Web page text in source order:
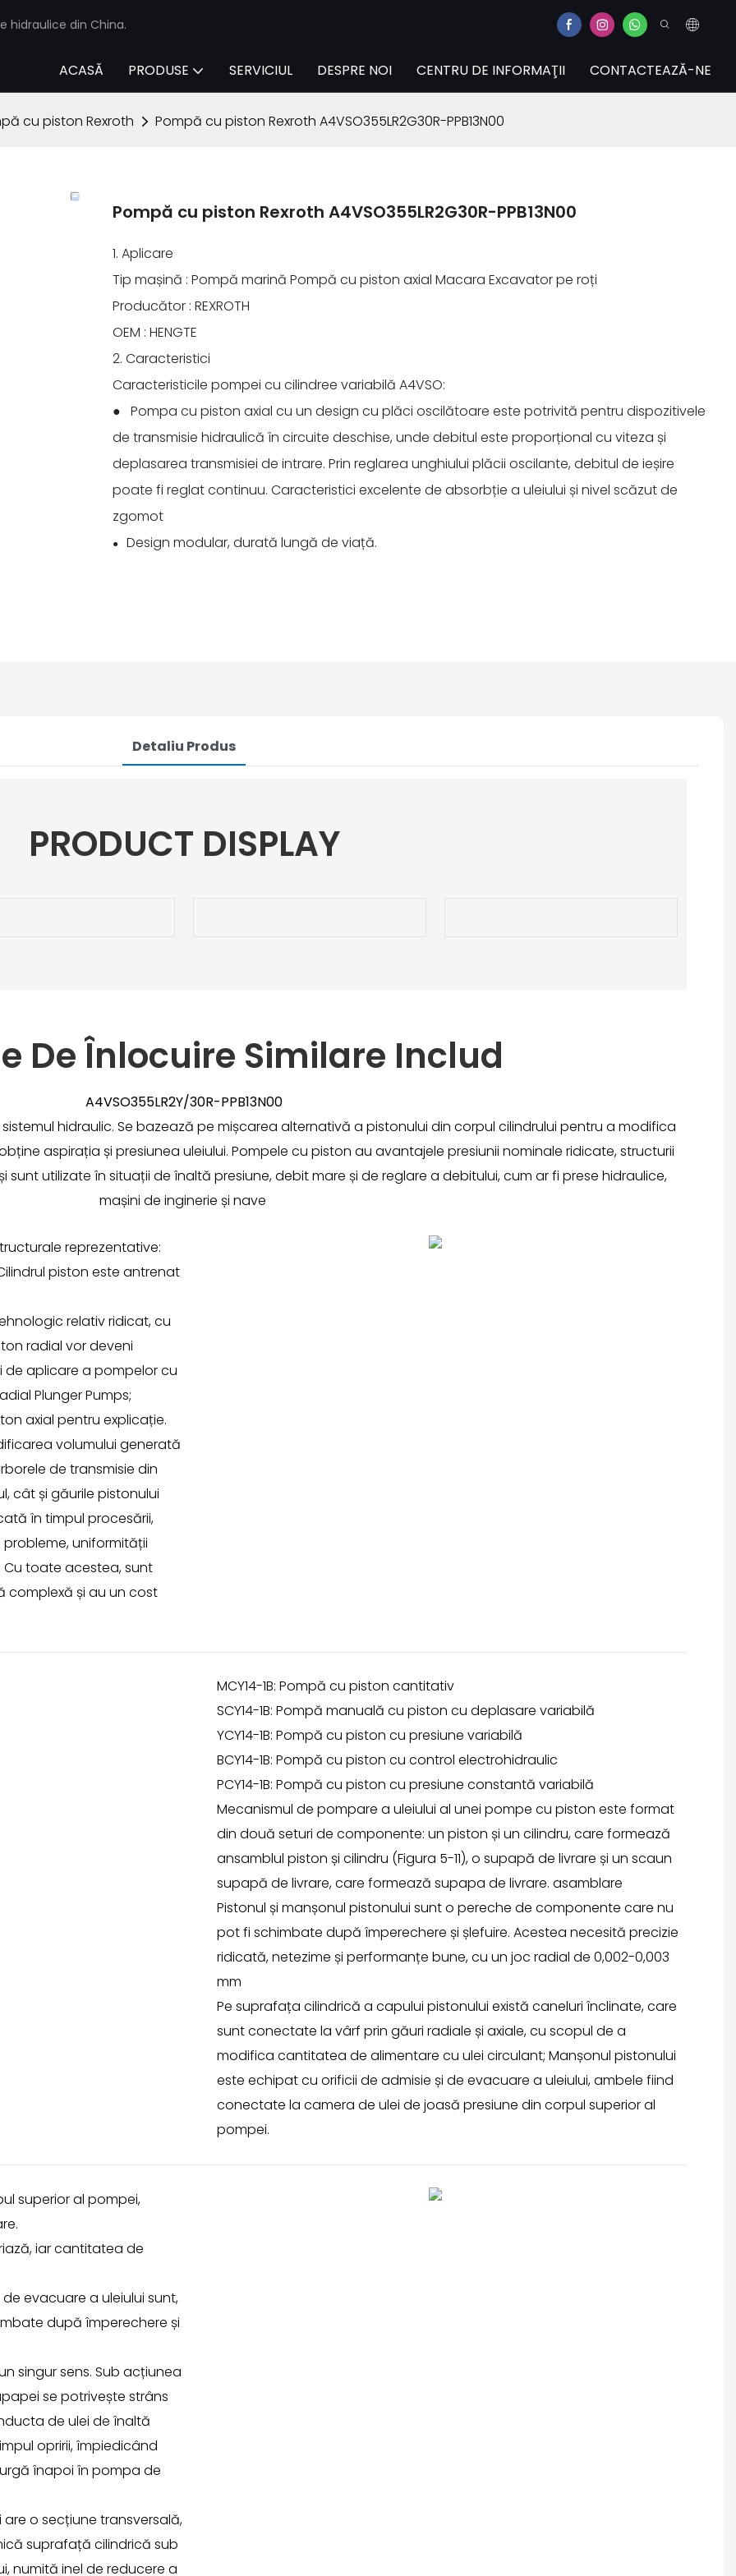
hidraulice din China.
ACASĂ PRODUSE SERVICIUL DESPRE NOI CENTRU DE INFORMAŢII CONTACTEAZĂ-NE
cu piston Rexroth Pompă cu piston Rexroth A4VSO355LR2G30R-PPB13N00
Pompă cu piston Rexroth A4VSO355LR2G30R-PPB13N00
1. Aplicare
Tip mașină : Pompă marină Pompă cu piston axial Macara Excavator pe roți
Producător : REXROTH
OEM : HENGTE
2. Caracteristici
Caracteristicile pompei cu cilindree variabilă A4VSO:
● Pompa cu piston axial cu un design cu plăci oscilătoare este potrivită pentru dispozitivele
de transmisie hidraulică în circuite deschise, unde debitul este proporțional cu viteza și
deplasarea transmisiei de intrare. Prin reglarea unghiului plăcii oscilante, debitul de ieșire
poate fi reglat continuu. Caracteristici excelente de absorbție a uleiului și nivel scăzut de
zgomot
● Design modular, durată lungă de viață.
Detaliu Produs
PRODUCT DISPLAY
De Înlocuire Similare Includ
A4VSO355LR2Y/30R-PPB13N00
hidraulic. Se bazează pe mișcarea alternativă a pistonului din corpul cilindrului pentru a modifica
aspirația și presiunea uleiului. Pompele cu piston au avantajele presiunii nominale ridicate, structurii
utilizate în situații de înaltă presiune, debit mare și de reglare a debitului, cum ar fi prese hidraulice,
mașini de inginerie și nave
reprezentative:
piston este antrenat
relativ ridicat, cu
radial vor deveni
aplicare a pompelor cu
Plunger Pumps;
axial pentru explicație.
volumului generată
de transmisie din
cât și găurile pistonului
în timpul procesării,
uniformității
Cu toate acestea, sunt
complexă și au un cost
MCY14-1B: Pompă cu piston cantitativ
SCY14-1B: Pompă manuală cu piston cu deplasare variabilă
YCY14-1B: Pompă cu piston cu presiune variabilă
BCY14-1B: Pompă cu piston cu control electrohidraulic
PCY14-1B: Pompă cu piston cu presiune constantă variabilă
Mecanismul de pompare a uleiului al unei pompe cu piston este format
din două seturi de componente: un piston și un cilindru, care formează
ansamblul piston și cilindru (Figura 5-11), o supapă de livrare și un scaun
supapă de livrare, care formează supapa de livrare. asamblare
Pistonul și manșonul pistonului sunt o pereche de componente care nu
pot fi schimbate după împerechere și șlefuire. Acestea necesită precizie
ridicată, netezime și performanțe bune, cu un joc radial de 0,002-0,003
mm
Pe suprafața cilindrică a capului pistonului există caneluri înclinate, care
sunt conectate la vârf prin găuri radiale și axiale, cu scopul de a
modifica cantitatea de alimentare cu ulei circulant; Manșonul pistonului
este echipat cu orificii de admisie și de evacuare a uleiului, ambele fiind
conectate la camera de ulei de joasă presiune din corpul superior al
pompei.
superior al pompei,
iar cantitatea de
evacuare a uleiului sunt,
după împerechere și
singur sens. Sub acțiunea
se potrivește strâns
de ulei de înaltă
opririi, împiedicând
înapoi în pompa de
o secțiune transversală,
suprafață cilindrică sub
numită inel de reducere a